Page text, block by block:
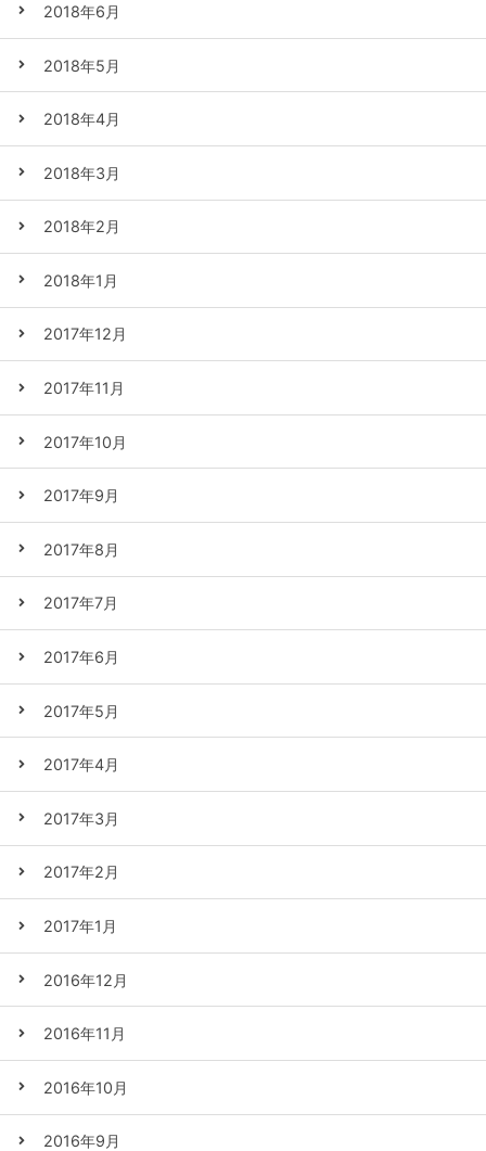
2018年6月
2018年5月
2018年4月
2018年3月
2018年2月
2018年1月
2017年12月
2017年11月
2017年10月
2017年9月
2017年8月
2017年7月
2017年6月
2017年5月
2017年4月
2017年3月
2017年2月
2017年1月
2016年12月
2016年11月
2016年10月
2016年9月